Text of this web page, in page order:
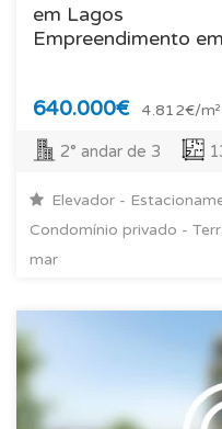
em Lagos
Empreendimento
640.000€ 4.812€/m²
2° andar de 3
Elevador -
Condomínio privado -
mar